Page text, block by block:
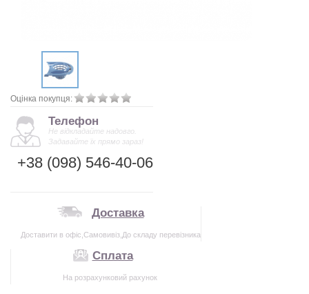
Оцінка покупця:
Телефон
Не відкладайте надовго.
Задавайте їх прямо зараз!
+38 (098) 546-40-06
Доставка
Доставити в офіс,Самовивіз,До складу перевізника
Сплата
На розрахунковий рахунок